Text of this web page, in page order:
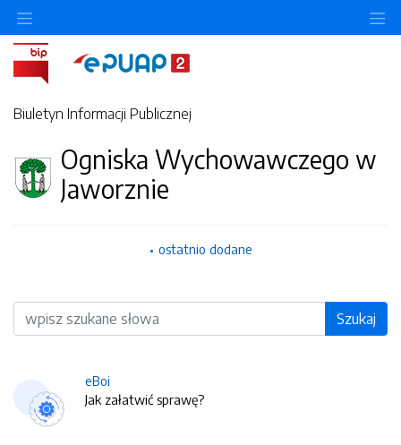
Biuletyn Informacji Publicznej
Ogniska Wychowawczego w
Jaworznie
ostatnio dodane
Wyszukiwarka Szukaj
eBoi
Jak załatwić sprawę?